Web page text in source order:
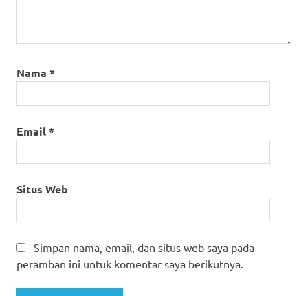
Nama *
Email*
Situs Web
Simpan nama, email, dan situs web saya pada
peramban ini untuk komentar saya berikutnya.